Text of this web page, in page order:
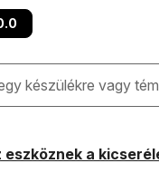
megjelennek
eszköznek a